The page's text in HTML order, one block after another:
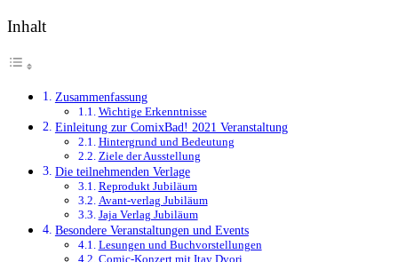
Inhalt
Zusammenfassung
Wichtige Erkenntnisse
Einleitung zur ComixBad! 2021 Veranstaltung
Hintergrund und Bedeutung
Ziele der Ausstellung
Die teilnehmenden Verlage
Reprodukt Jubiläum
Avant-verlag Jubiläum
Jaja Verlag Jubiläum
Besondere Veranstaltungen und Events
Lesungen und Buchvorstellungen
Comic-Konzert mit Itay Dvori